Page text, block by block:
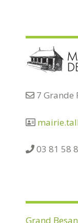
7 Grande
03 81 58
Grand